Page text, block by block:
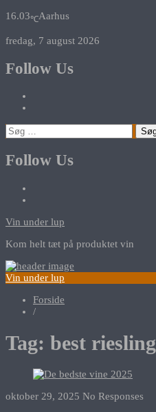
16.03℃Aarhus
fredag, 7 august 2026
Follow Us
Søg
efter:
Follow Us
Vin under lup
Kom helt tæt på produktet vin
Vin under lup
Forside
/
Tag: best riesling
oktober 29, 2025 No Responses